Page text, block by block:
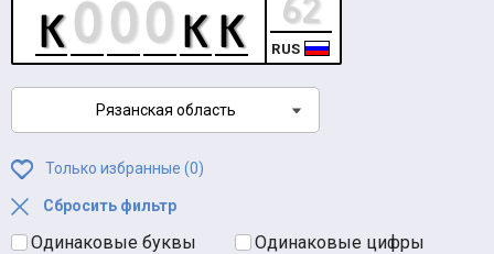
RUS
Рязанская область
Только избранные (0)
Сбросить фильтр
Одинаковые буквы
Одинаковые цифры